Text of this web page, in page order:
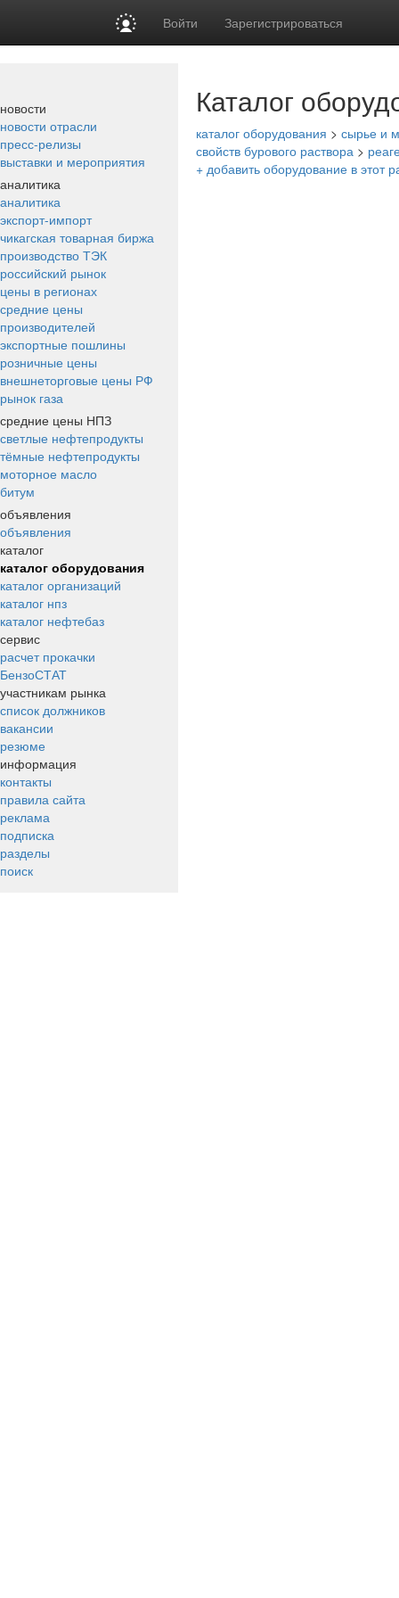
Войти Зарегистрироваться
новости
новости отрасли
пресс-релизы
выставки и мероприятия
аналитика
аналитика
экспорт-импорт
чикагская товарная биржа
производство ТЭК
российский рынок
цены в регионах
средние цены
производителей
экспортные пошлины
розничные цены
внешнеторговые цены РФ
рынок газа
средние цены НПЗ
светлые нефтепродукты
тёмные нефтепродукты
моторное масло
битум
объявления
объявления
каталог
каталог оборудования
каталог организаций
каталог нпз
каталог нефтебаз
сервис
расчет прокачки
БензоСТАТ
участникам рынка
список должников
вакансии
резюме
информация
контакты
правила сайта
реклама
подписка
разделы
поиск
Каталог
каталог оборудования > сырье и
свойств бурового раствора >
+ добавить оборудование в этот